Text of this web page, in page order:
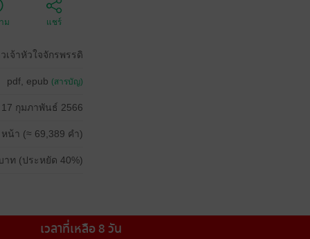
ม แชร์
เจ้าหัวใจจักรพรรดิ
pdf, epub (สารบัญ)
17 กุมภาพันธ์ 2566
น้า (≈ 69,389 คำ)
าท (ประหยัด 40%)
เวลาที่เหลือ 8 วัน